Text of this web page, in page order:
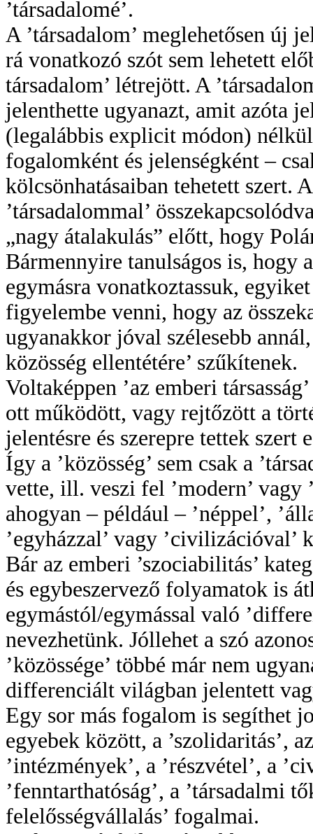
’társadalomé’.
A ’társadalom’ meglehetősen új
rá vonatkozó szót sem lehetett
társadalom’ létrejött. A
jelenthette ugyanazt, amit azóta
(legalábbis explicit módon)
fogalomként és jelenségként –
kölcsönhatásaiban tehetett szert.
’társadalommal’
„nagy átalakulás” előtt, hogy
Bármennyire tanulságos is, hogy a
egymásra vonatkoztassuk,
figyelembe venni, hogy az
ugyanakkor jóval szélesebb
közösség ellentétére’ szűkítenek.
Voltaképpen ’az emberi
ott működött, vagy rejtőzött a
jelentésre és szerepre tettek szert
Így a ’közösség’ sem csak a
vette, ill. veszi fel ’modern’ vagy
ahogyan – például – ’néppel’,
’egyházzal’ vagy
Bár az emberi ’szociabilitás’
és egybeszervező folyamatok is
egymástól/egymással való
nevezhetünk. Jóllehet a szó
’közössége’ többé már nem
differenciált világban jelentett
Egy sor más fogalom is segíthet
egyebek között, a ’szolidaritás’,
’intézmények’, a ’részvétel’, a
’fenntarthatóság’, a ’társadalmi
felelősségvállalás’ fogalmai.